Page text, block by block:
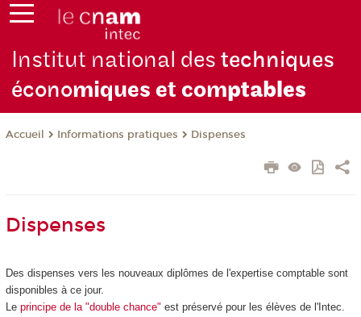
Institut national destechniques
économiques et comptables
Accueil Informations pratiques Dispenses
Dispenses
Des dispenses vers les nouveaux diplômes de l'expertise comptable sont
disponibles à ce jour.
Le principe de la "double chance" est préservé pour les élèves de l'Intec.